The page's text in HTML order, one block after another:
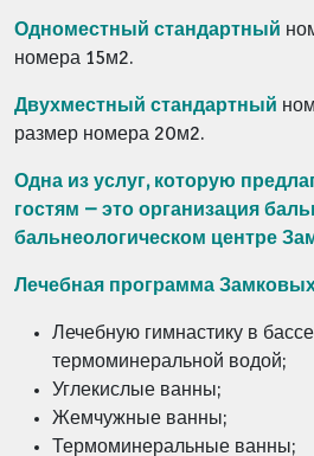
Одноместный стандартный
номера 15м2.
Двухместный стандартный
размер номера 20м2.
Одна из услуг, которую
гостям – это организация
бальнеологическом центре
Лечебная программа
Лечебную гимнастику в
термоминеральной водой;
Углекислые ванны;
Жемчужные ванны;
Термоминеральные ванны;